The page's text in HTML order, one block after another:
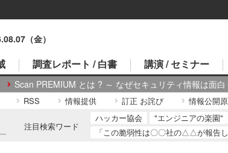
（金）
Scan PREMIUM とは ? ～ なぜセキュリティ情報は面
調査レポート / 白書 講演 / セミナー
RSS 情報提供 訂正 お詫び 情報公開
注目検索ワード
ハッカー協会 "エンジニアの楽園"
「この脆弱性は〇〇社の△△が報告し